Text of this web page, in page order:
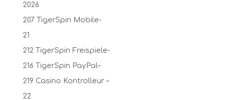
2026
207 TigerSpin Mobile-
21
212 TigerSpin Freispiele-
216 TigerSpin PayPal–
219 Casino Kontrolleur –
22